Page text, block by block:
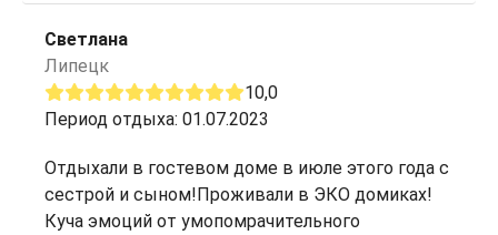
Светлана
Липецк
10,0
Период отдыха: 01.07.2023
Отдыхали в гостевом доме в июле этого года с
сестрой и сыном!Проживали в ЭКО домиках!
Куча эмоций от умопомрачительного